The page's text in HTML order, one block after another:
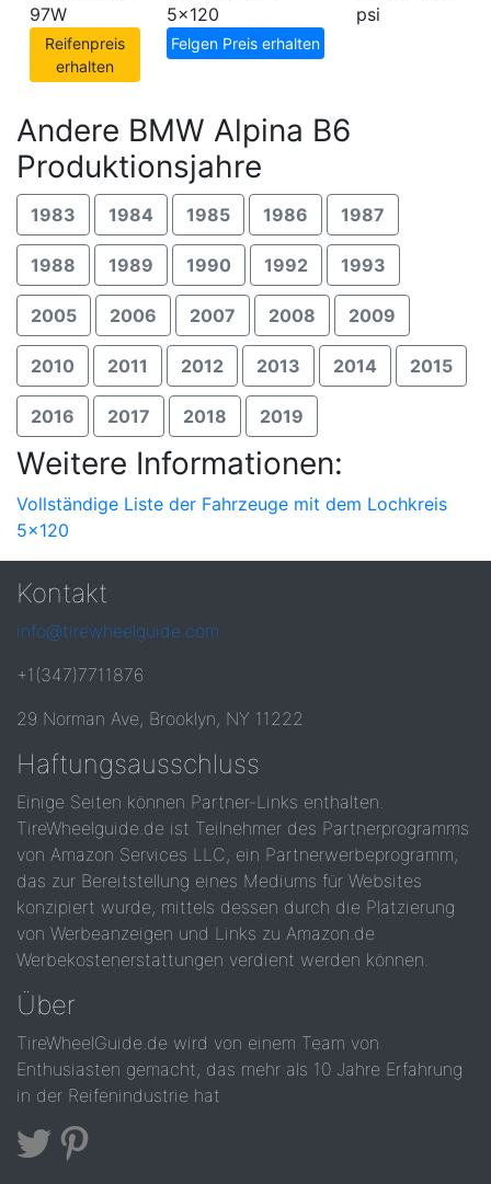
97W
Reifenpreis
erhalten
5x120
Felgen Preis erhalten
psi
Andere BMW Alpina B6
Produktionsjahre
1983 1984 1985 1986 1987
1988 1989 1990 1992 1993
2005 2006 2007 2008 2009
2010 2011 2012 2013 2014 2015
2016 2017 2018 2019
Weitere Informationen:
Vollständige Liste der Fahrzeuge mit dem Lochkreis
5x120
Kontakt
info@tirewheelguide.com
+1(347)7711876
29 Norman Ave, Brooklyn, NY 11222
Haftungsausschluss
Einige Seiten können Partner-Links enthalten.
TireWheelguide.de ist Teilnehmer des Partnerprogramms
von Amazon Services LLC, ein Partnerwerbeprogramm,
das zur Bereitstellung eines Mediums für Websites
konzipiert wurde, mittels dessen durch die Platzierung
von Werbeanzeigen und Links zu Amazon.de
Werbekostenerstattungen verdient werden können.
Über
TireWheelGuide.de wird von einem Team von
Enthusiasten gemacht, das mehr als 10 Jahre Erfahrung
in der Reifenindustrie hat